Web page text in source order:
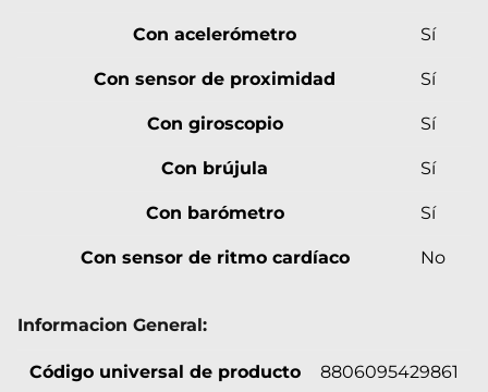
Con acelerómetro Sí
Con sensor de proximidad Sí
Con giroscopio Sí
Con brújula Sí
Con barómetro Sí
Con sensor de ritmo cardíaco No
Informacion General:
Código universal de producto 8806095429861